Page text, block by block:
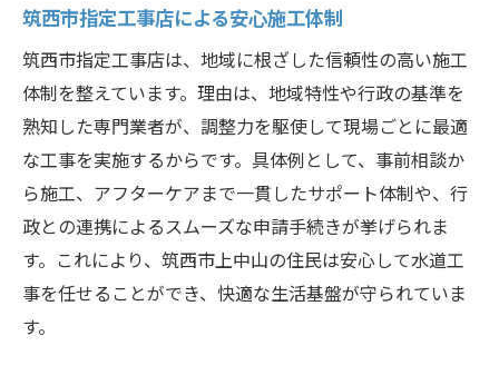
筑西市指定工事店による安心施工体制
筑西市指定工事店は、地域に根ざした信頼性の高い施工
体制を整えています。理由は、地域特性や行政の基準を
熟知した専門業者が、調整力を駆使して現場ごとに最適
な工事を実施するからです。具体例として、事前相談か
ら施工、アフターケアまで一貫したサポート体制や、行
政との連携によるスムーズな申請手続きが挙げられま
す。これにより、筑西市上中山の住民は安心して水道工
事を任せることができ、快適な生活基盤が守られていま
す。